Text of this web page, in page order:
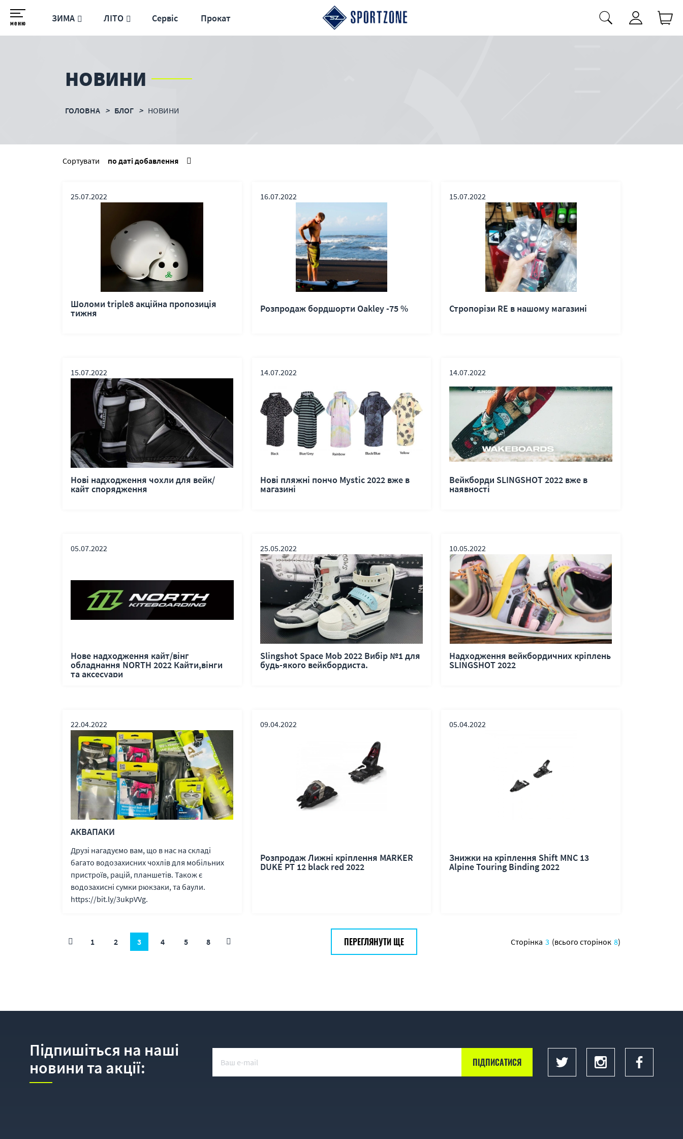
меню ЗИМА ЛІТО Сервіс Прокат
НОВИНИ
ГОЛОВНА БЛОГ НОВИНИ
Сортувати
по даті добавлення
по популярності
25.07.2022
Шоломи triple8 акційна пропозиція
тижня
16.07.2022
Розпродаж бордшорти Oakley -75 %
15.07.2022
Стропорізи RE в нашому магазині
15.07.2022
Нові надходження чохли для вейк/
кайт спорядження
14.07.2022
Нові пляжні пончо Mystic 2022 вже в
магазині
14.07.2022
Вейкборди SLINGSHOT 2022 вже в
наявності
05.07.2022
Нове надходження кайт/вінг
обладнання NORTH 2022 Кайти,вінги
та аксесуари
25.05.2022
Slingshot Space Mob 2022 Вибір №1 для
будь-якого вейкбордиста.
10.05.2022
Надходження вейкбордичних кріплень
SLINGSHOT 2022
22.04.2022
АКВАПАКИ
Друзі нагадуємо вам, що в нас на складі
багато водозахисних чохлів для мобільних
пристроїв, рацій, планшетів. Також є
водозахисні сумки рюкзаки, та баули.
https://bit.ly/3ukpVVg.
09.04.2022
Розпродаж Лижні кріплення MARKER
DUKE PT 12 black red 2022
05.04.2022
Знижки на кріплення Shift MNC 13
Alpine Touring Binding 2022
1 2 3 4 5 8 ПЕРЕГЛЯНУТИ ЩЕ Сторінка 3 (всього сторінок 8)
Підпишіться на наші
новини та акції: